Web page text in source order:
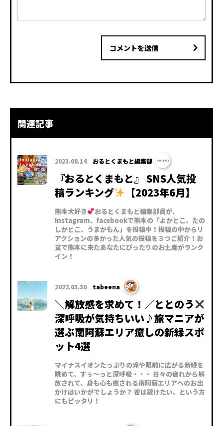
コメントを送信
関連記事
2023.08.14 おるとくまもと編集部
『おるとくまもと』 SNS人気投
稿ランキング
【2023年6月】
熊本大好き
おるとくまもと編集部員が、
Instagram、facebookで熊本の「よかとこ、たの
しかとこ、うまかもん」を投稿中！投稿の中からリ
アクションの多かった人気の投稿を３つご紹介！お
盆で熊本に来たあなたにぴったりのお土産がランク
イン！
2022.03.30 tabeena
＼解放感を求めて！／ととのう
深呼吸が気持ちいい♪旅マニアが
選ぶ南阿蘇エリア癒しの新緑スポ
ット4選
マイナスイオンたっぷりの滝や眼前に広がる新緑を
眺めて、すぅ～っと深呼吸・・・ 日々の疲れから解
放されて、身も心も癒される南阿蘇エリアへのお出
かけはいかがでしょうか？ 密は避けたい、という方
にもピッタリ！